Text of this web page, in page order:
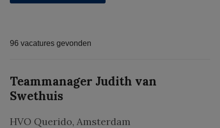
96 vacatures gevonden
Teammanager Judith van
Swethuis
HVO Querido, Amsterdam